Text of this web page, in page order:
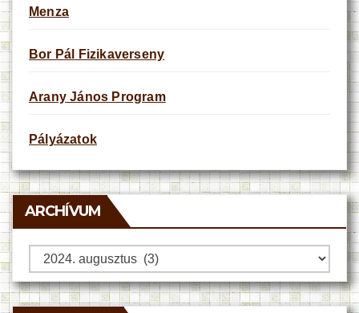
Menza
Bor Pál Fizikaverseny
Arany János Program
Pályázatok
ARCHÍVUM
Archívum